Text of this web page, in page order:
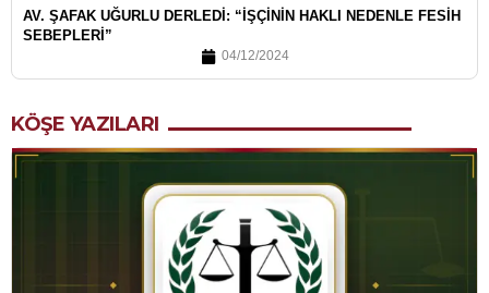
AV. ŞAFAK UĞURLU DERLEDI: “İŞÇININ HAKLI NEDENLE FESIH
SEBEPLERI”
04/12/2024
KÖŞE YAZILARI